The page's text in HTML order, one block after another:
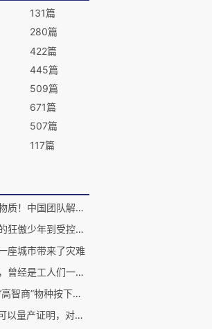
131篇
280篇
422篇
445篇
509篇
671篇
507篇
117篇
胶球真的存在！力直接构成物质！中国团队解开半世纪谜题
家族里的院士：从奶奶口中的狂傲少年到受控核聚变的低调先驱
座城市带来了灾难
你电脑里涨价涨疯了的内存，曾经是工人们一针一线穿出来的
太聪明也是种错？大自然给“高智商”物种按下了演化减速键
对话邓煜合作者马骁：当AI可以量产证明，对数学家是好事吗？